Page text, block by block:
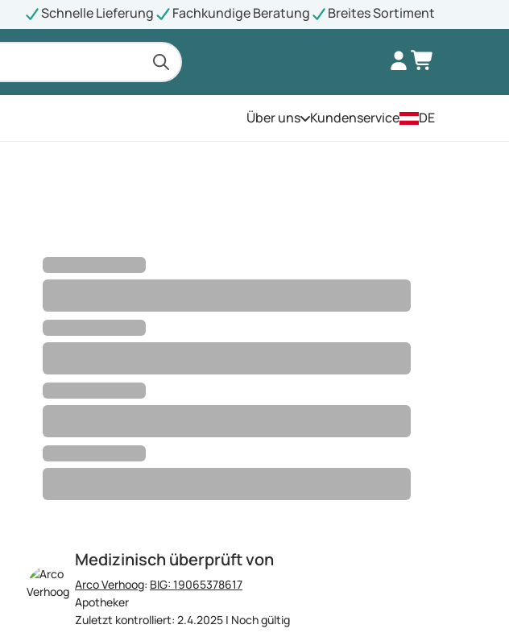
Schnelle Lieferung Fachkundige Beratung Breites Sortiment
Über unsÖffnen Sie das Menü
Kundenservice DE
Medizinisch überprüft von
Arco Verhoog: BIG: 19065378617
Apotheker
Zuletzt kontrolliert: 2.4.2025 | Noch gültig